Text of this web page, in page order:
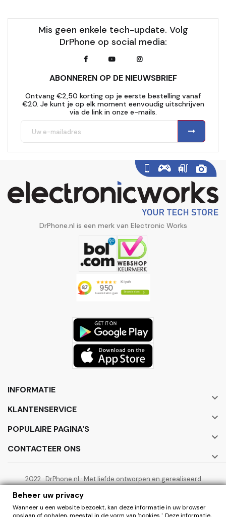
Mis geen enkele tech-update. Volg
DrPhone op social media:
ABONNEREN OP DE NIEUWSBRIEF
Ontvang €2,50 korting op je eerste bestelling vanaf
€20. Je kunt je op elk moment eenvoudig uitschrijven
via de link in onze e-mails.
DrPhone.nl is een merk van Electronic Works
INFORMATIE

KLANTENSERVICE

POPULAIRE PAGINA'S

CONTACTEER ONS

2022 · DrPhone.nl · Met liefde ontworpen en gerealiseerd
Beheer uw privacy
Wanneer u een website bezoekt, kan deze informatie in uw browser